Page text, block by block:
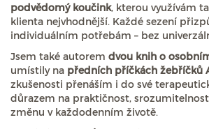
podvědomý koučink, kterou využívám
klienta nejvhodnější. Každé sezení
individuálním potřebám – bez
Jsem také autorem dvou knih o
umístily na předních příčkách žebříčků
zkušenosti přenáším i do své
důrazem na praktičnost,
změnu v každodenním životě.